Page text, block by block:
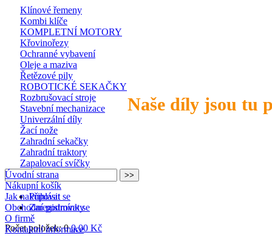
Naše díly jsou tu
Klínové řemeny
Kombi klíče
KOMPLETNÍ MOTORY
Křovinořezy
Ochranné vybavení
Oleje a maziva
Řetězové pily
ROBOTICKÉ SEKAČKY
Rozbrušovací stroje
Stavební mechanizace
Univerzální díly
Žací nože
Zahradní sekačky
Zahradní traktory
Zapalovací svíčky
Přihlásit se
Zaregistrovat se
Počet položek: 0 0,00 Kč
Úvodní strana
Nákupní košík
Jak nakupovat
Obchodní podmínky
O firmě
Kontaktní informace